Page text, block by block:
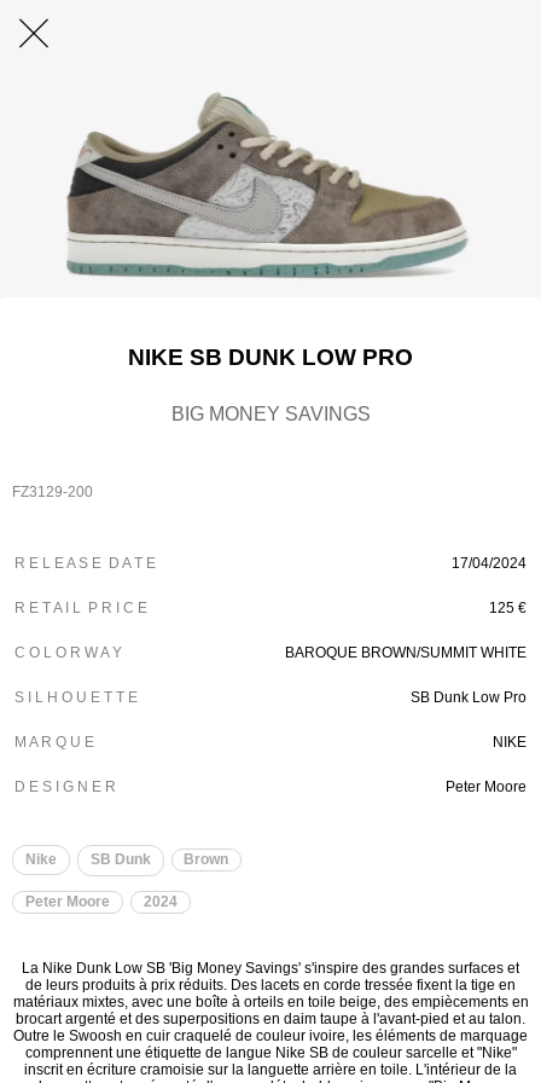
NIKE SB DUNK LOW PRO
BIG MONEY SAVINGS
FZ3129-200
R E L E A S E D A T E 17/04/2024
R E T A I L P R I C E 125 €
C O L O R W A Y BAROQUE BROWN/SUMMIT WHITE
S I L H O U E T T E SB Dunk Low Pro
M A R Q U E NIKE
D E S I G N E R Peter Moore
Nike SB Dunk Brown
Peter Moore 2024
La Nike Dunk Low SB 'Big Money Savings' s'inspire des grandes surfaces et
de leurs produits à prix réduits. Des lacets en corde tressée fixent la tige en
matériaux mixtes, avec une boîte à orteils en toile beige, des empiècements en
brocart argenté et des superpositions en daim taupe à l'avant-pied et au talon.
Outre le Swoosh en cuir craquelé de couleur ivoire, les éléments de marquage
comprennent une étiquette de langue Nike SB de couleur sarcelle et "Nike"
inscrit en écriture cramoisie sur la languette arrière en toile. L'intérieur de la